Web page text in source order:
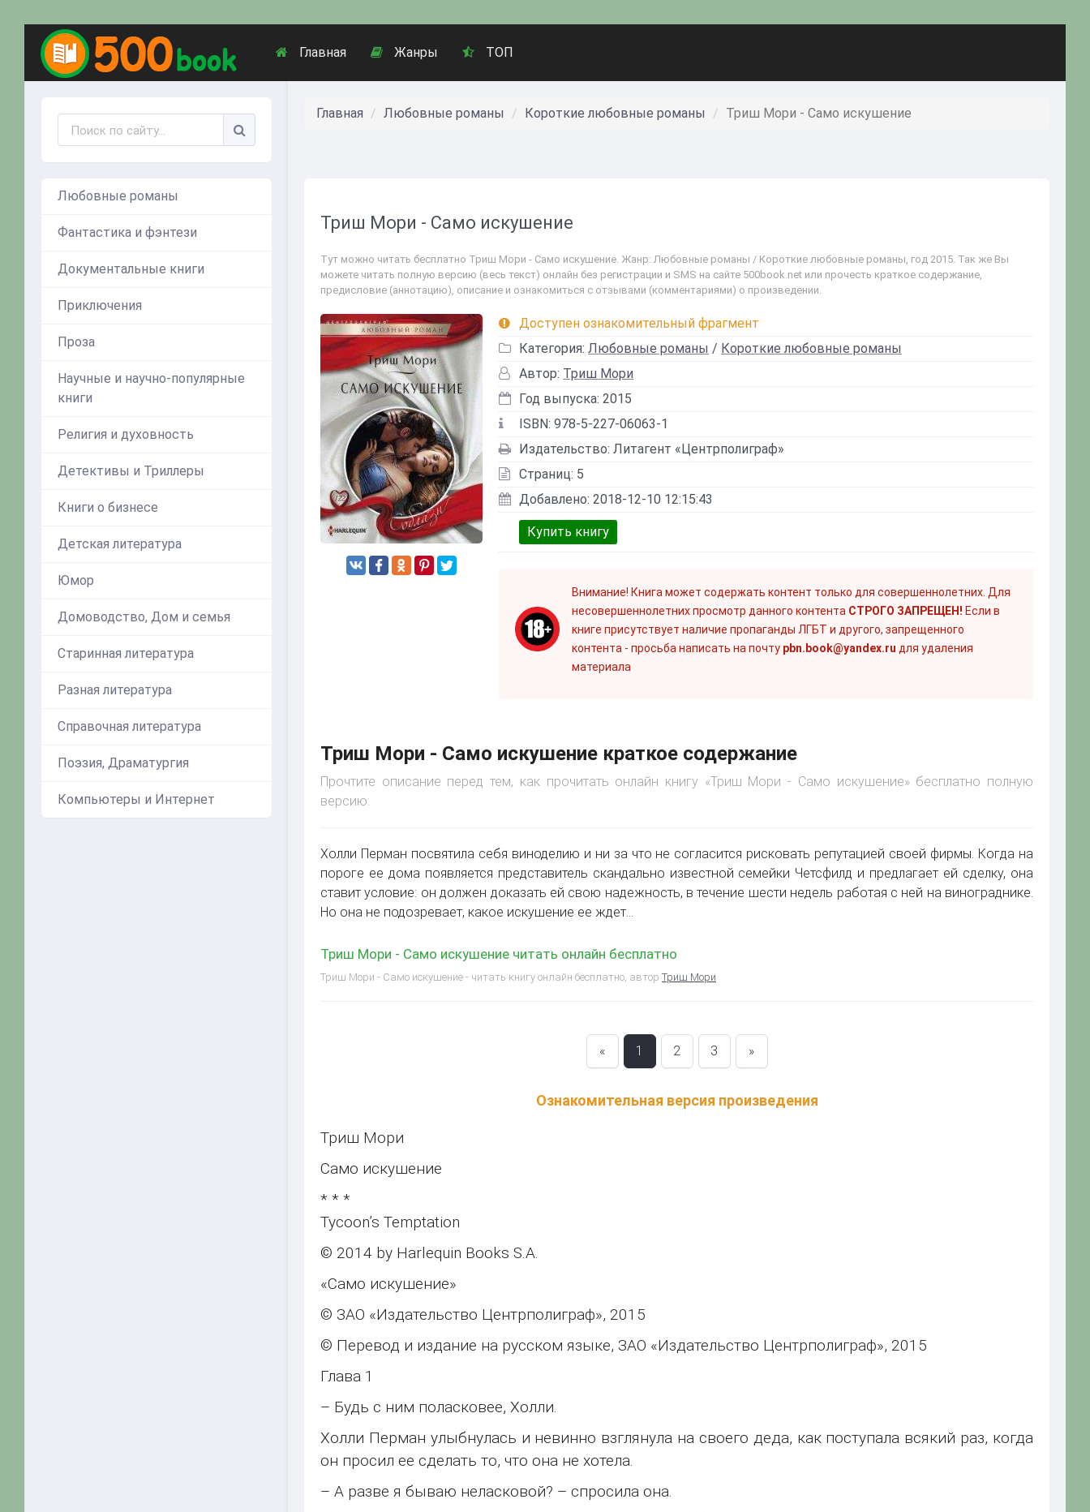
Главная Жанры ТОП
Любовные романы
Фантастика и фэнтези
Документальные книги
Приключения
Проза
Научные и научно-популярные
книги
Религия и духовность
Детективы и Триллеры
Книги о бизнесе
Детская литература
Юмор
Домоводство, Дом и семья
Старинная литература
Разная литература
Справочная литература
Поэзия, Драматургия
Компьютеры и Интернет
Главная Любовные романы Короткие любовные романы Триш Мори - Само искушение
Триш Мори - Само искушение
Тут можно читать бесплатно Триш Мори - Само искушение. Жанр: Любовные романы / Короткие любовные романы, год 2015. Так же Вы
можете читать полную версию (весь текст) онлайн без регистрации и SMS на сайте 500book.net или прочесть краткое содержание,
предисловие (аннотацию), описание и ознакомиться с отзывами (комментариями) о произведении.
Доступен ознакомительный фрагмент
Категория: Любовные романы / Короткие любовные романы
Автор: Триш Мори
Год выпуска: 2015
ISBN: 978-5-227-06063-1
Издательство: Литагент «Центрполиграф»
Страниц: 5
Добавлено: 2018-12-10 12:15:43
Купить книгу
Внимание! Книга может содержать контент только для совершеннолетних. Для
несовершеннолетних просмотр данного контента СТРОГО ЗАПРЕЩЕН! Если в
книге присутствует наличие пропаганды ЛГБТ и другого, запрещенного
контента - просьба написать на почту pbn.book@yandex.ru для удаления
материала
Триш Мори - Само искушение краткое содержание
Прочтите описание перед тем, как прочитать онлайн книгу «Триш Мори - Само искушение» бесплатно полную
версию:
Холли Перман посвятила себя виноделию и ни за что не согласится рисковать репутацией своей фирмы. Когда на
пороге ее дома появляется представитель скандально известной семейки Четсфилд и предлагает ей сделку, она
ставит условие: он должен доказать ей свою надежность, в течение шести недель работая с ней на винограднике.
Но она не подозревает, какое искушение ее ждет…
Триш Мори - Само искушение читать онлайн бесплатно
Триш Мори - Само искушение - читать книгу онлайн бесплатно, автор Триш Мори
« 1 2 3 »
Ознакомительная версия произведения
Триш Мори
Само искушение
* * *
Tycoon’s Temptation
© 2014 by Harlequin Books S.A.
«Само искушение»
© ЗАО «Издательство Центрполиграф», 2015
© Перевод и издание на русском языке, ЗАО «Издательство Центрполиграф», 2015
Глава 1
– Будь с ним поласковее, Холли.
Холли Перман улыбнулась и невинно взглянула на своего деда, как поступала всякий раз, когда
он просил ее сделать то, что она не хотела.
– А разве я бываю неласковой? – спросила она.